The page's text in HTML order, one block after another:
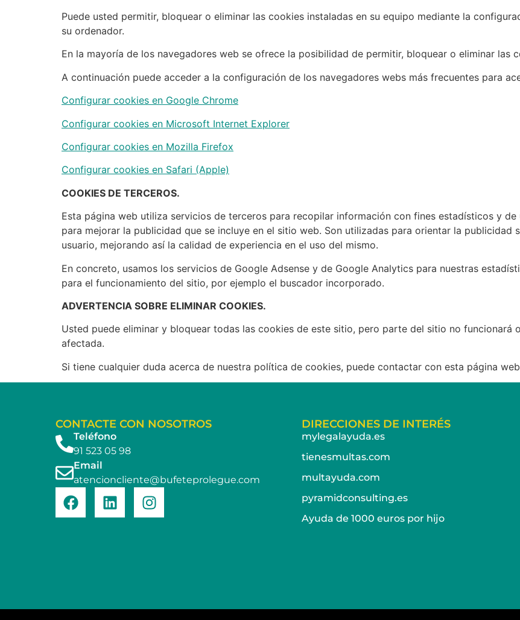
Puede usted permitir, bloquear o eliminar las cookies instaladas en su equipo mediante la
su ordenador.
En la mayoría de los navegadores web se ofrece la posibilidad de permitir, bloquear o eliminar las
A continuación puede acceder a la configuración de los navegadores webs más frecuentes para
Configurar cookies en Google Chrome
Configurar cookies en Microsoft Internet Explorer
Configurar cookies en Mozilla Firefox
Configurar cookies en Safari (Apple)
COOKIES DE TERCEROS.
Esta página web utiliza servicios de terceros para recopilar información con fines estadísticos y
para mejorar la publicidad que se incluye en el sitio web. Son utilizadas para orientar la publicidad
usuario, mejorando así la calidad de experiencia en el uso del mismo.
En concreto, usamos los servicios de Google Adsense y de Google Analytics para nuestras
para el funcionamiento del sitio, por ejemplo el buscador incorporado.
ADVERTENCIA SOBRE ELIMINAR COOKIES.
Usted puede eliminar y bloquear todas las cookies de este sitio, pero parte del sitio no funcionará
afectada.
Si tiene cualquier duda acerca de nuestra política de cookies, puede contactar con esta página
CONTACTE CON NOSOTROS
Teléfono
91 523 05 98
Email
atencioncliente@bufeteprolegue.com
DIRECCIONES DE INTERÉS
mylegalayuda.es
tienesmultas.com
multayuda.com
pyramidconsulting.es
Ayuda de 1000 euros por hijo